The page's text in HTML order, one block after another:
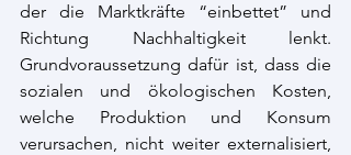
der die Marktkräfte “einbettet” und
Richtung Nachhaltigkeit lenkt.
Grundvoraussetzung dafür ist, dass die
sozialen und ökologischen Kosten,
welche Produktion und Konsum
verursachen, nicht weiter externalisiert,